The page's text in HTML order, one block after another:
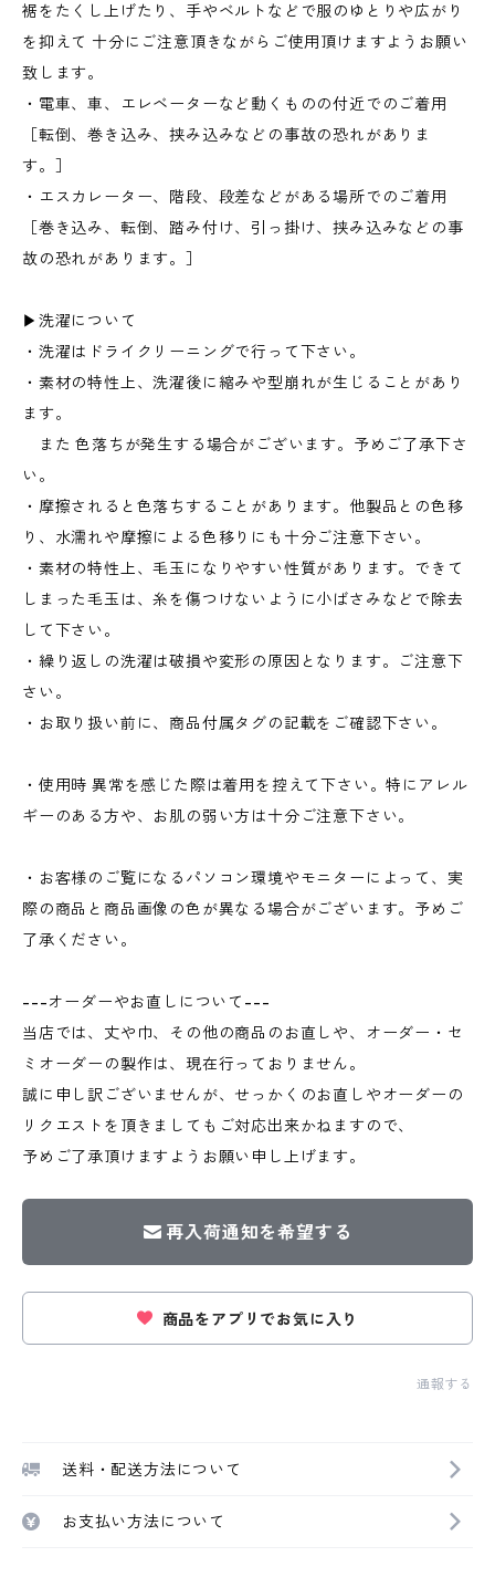
裾をたくし上げたり、手やベルトなどで服のゆとりや広がり
を抑えて 十分にご注意頂きながらご使用頂けますようお願い
致します。
・電車、車、エレベーターなど動くものの付近でのご着用
［転倒、巻き込み、挟み込みなどの事故の恐れがありま
す。］
・エスカレーター、階段、段差などがある場所でのご着用
［巻き込み、転倒、踏み付け、引っ掛け、挟み込みなどの事
故の恐れがあります。］
▶洗濯について
・洗濯はドライクリーニングで行って下さい。
・素材の特性上、洗濯後に縮みや型崩れが生じることがあり
ます。
また 色落ちが発生する場合がございます。予めご了承下さ
い。
・摩擦されると色落ちすることがあります。他製品との色移
り、水濡れや摩擦による色移りにも十分ご注意下さい。
・素材の特性上、毛玉になりやすい性質があります。できて
しまった毛玉は、糸を傷つけないように小ばさみなどで除去
して下さい。
・繰り返しの洗濯は破損や変形の原因となります。ご注意下
さい。
・お取り扱い前に、商品付属タグの記載をご確認下さい。
・使用時 異常を感じた際は着用を控えて下さい。特にアレル
ギーのある方や、お肌の弱い方は十分ご注意下さい。
・お客様のご覧になるパソコン環境やモニターによって、実
際の商品と商品画像の色が異なる場合がございます。予めご
了承ください。
---オーダーやお直しについて---
当店では、丈や巾、その他の商品のお直しや、オーダー・セ
ミオーダーの製作は、現在行っておりません。
誠に申し訳ございませんが、せっかくのお直しやオーダーの
リクエストを頂きましてもご対応出来かねますので、
予めご了承頂けますようお願い申し上げます。
再入荷通知を希望する
商品をアプリでお気に入り
通報する
送料・配送方法について
お支払い方法について